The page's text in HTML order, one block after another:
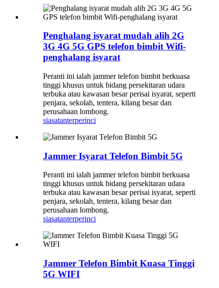
Penghalang isyarat mudah alih 2G
3G 4G 5G GPS telefon bimbit Wifi-
penghalang isyarat
Peranti ini ialah jammer telefon bimbit berkuasa
tinggi khusus untuk bidang persekitaran udara
terbuka atau kawasan besar perisai isyarat, seperti
penjara, sekolah, tentera, kilang besar dan
perusahaan lombong.
siasatanterperinci
Jammer Isyarat Telefon Bimbit 5G
Peranti ini ialah jammer telefon bimbit berkuasa
tinggi khusus untuk bidang persekitaran udara
terbuka atau kawasan besar perisai isyarat, seperti
penjara, sekolah, tentera, kilang besar dan
perusahaan lombong.
siasatanterperinci
Jammer Telefon Bimbit Kuasa Tinggi
5G WIFI